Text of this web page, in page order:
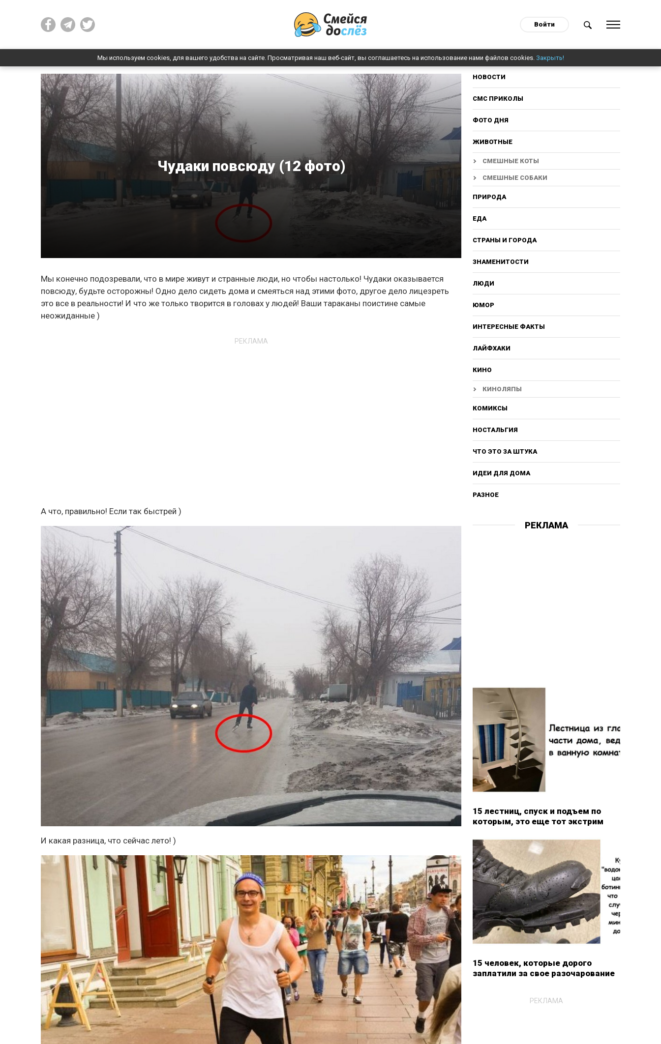
Войти
Мы используем cookies, для вашего удобства на сайте. Просматривая наш веб-сайт, вы соглашаетесь на использование нами файлов cookies. Закрыть!
Чудаки повсюду (12 фото)
Мы конечно подозревали, что в мире живут и странные люди, но чтобы настолько! Чудаки оказывается
повсюду, будьте осторожны! Одно дело сидеть дома и смеяться над этими фото, другое дело лицезреть
это все в реальности! И что же только творится в головах у людей! Ваши тараканы поистине самые
неожиданные )
РЕКЛАМА
А что, правильно! Если так быстрей )
И какая разница, что сейчас лето! )
НОВОСТИ
СМС ПРИКОЛЫ
ФОТО ДНЯ
ЖИВОТНЫЕ
СМЕШНЫЕ КОТЫ
СМЕШНЫЕ СОБАКИ
ПРИРОДА
ЕДА
СТРАНЫ И ГОРОДА
ЗНАМЕНИТОСТИ
ЛЮДИ
ЮМОР
ИНТЕРЕСНЫЕ ФАКТЫ
ЛАЙФХАКИ
КИНО
КИНОЛЯПЫ
КОМИКСЫ
НОСТАЛЬГИЯ
ЧТО ЭТО ЗА ШТУКА
ИДЕИ ДЛЯ ДОМА
РАЗНОЕ
РЕКЛАМА
15 лестниц, спуск и подъем по
которым, это еще тот экстрим
15 человек, которые дорого
заплатили за свое разочарование
РЕКЛАМА